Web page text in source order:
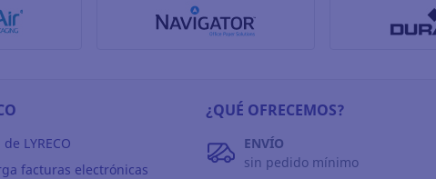
LYRECO
facturas electrónicas
¿QUÉ OFRECEMOS?
ENVÍO
sin pedido mínimo